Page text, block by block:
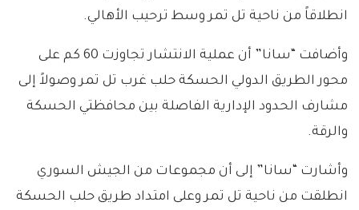
انطلاقاً من ناحية تل تمر وسط ترحيب الأهالي.
وأضافت “سانا” أن عملية الانتشار تجاوزت 60 كم على
محور الطريق الدولي الحسكة حلب غرب تل تمر وصولاً إلى
مشارف الحدود الإدارية الفاصلة بين محافظتي الحسكة
والرقة.
وأشارت “سانا” إلى أن مجموعات من الجيش السوري
انطلقت من ناحية تل تمر وعلى امتداد طريق حلب الحسكة